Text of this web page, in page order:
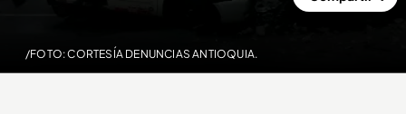
/FOTO: CORTESÍA DENUNCIAS ANTIOQUIA.